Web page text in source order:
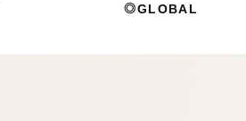
◎GLOBAL